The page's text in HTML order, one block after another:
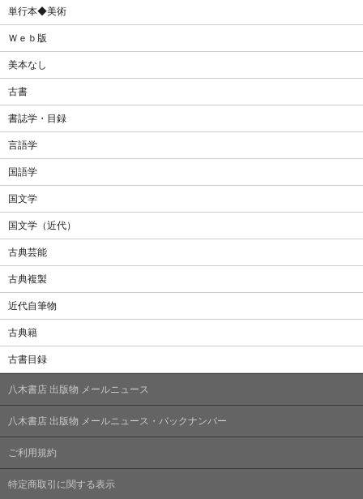
単行本◆美術
Ｗｅｂ版
美本なし
古書
書誌学・目録
言語学
国語学
国文学
国文学（近代）
古典芸能
古典複製
近代自筆物
古典籍
古書目録
八木書店 出版物 メールニュース
八木書店 出版物 メールニュース・バックナンバー
ご利用規約
特定商取引に関する表示